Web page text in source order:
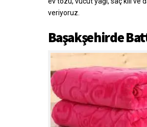
veriyoruz.
Başakşehirde